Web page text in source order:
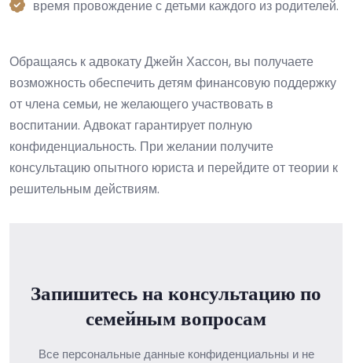
время провождение с детьми каждого из родителей.
Обращаясь к адвокату Джейн Хассон, вы получаете
возможность обеспечить детям финансовую поддержку
от члена семьи, не желающего участвовать в
воспитании. Адвокат гарантирует полную
конфиденциальность. При желании получите
консультацию опытного юриста и перейдите от теории к
решительным действиям.
Запишитесь на консультацию по
семейным вопросам
Все персональные данные конфиденциальны и не